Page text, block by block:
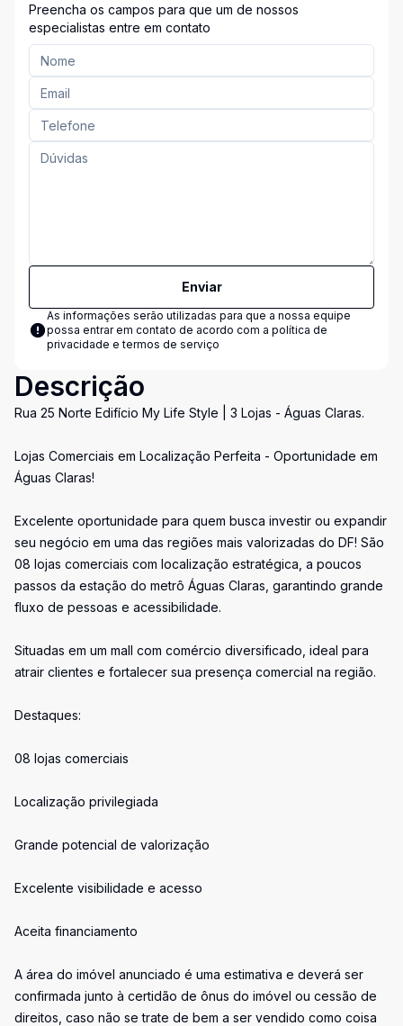
Preencha os campos para que um de nossos
especialistas entre em contato
Enviar
As informações serão utilizadas para que a nossa equipe
possa entrar em contato de acordo com a política de
privacidade e termos de serviço
Descrição
Rua 25 Norte Edifício My Life Style | 3 Lojas - Águas Claras.
Lojas Comerciais em Localização Perfeita - Oportunidade em
Águas Claras!
Excelente oportunidade para quem busca investir ou expandir
seu negócio em uma das regiões mais valorizadas do DF! São
08 lojas comerciais com localização estratégica, a poucos
passos da estação do metrô Águas Claras, garantindo grande
fluxo de pessoas e acessibilidade.
Situadas em um mall com comércio diversificado, ideal para
atrair clientes e fortalecer sua presença comercial na região.
Destaques:
08 lojas comerciais
Localização privilegiada
Grande potencial de valorização
Excelente visibilidade e acesso
Aceita financiamento
A área do imóvel anunciado é uma estimativa e deverá ser
confirmada junto à certidão de ônus do imóvel ou cessão de
direitos, caso não se trate de bem a ser vendido como coisa